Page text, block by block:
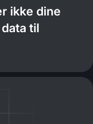
ikke dine
til